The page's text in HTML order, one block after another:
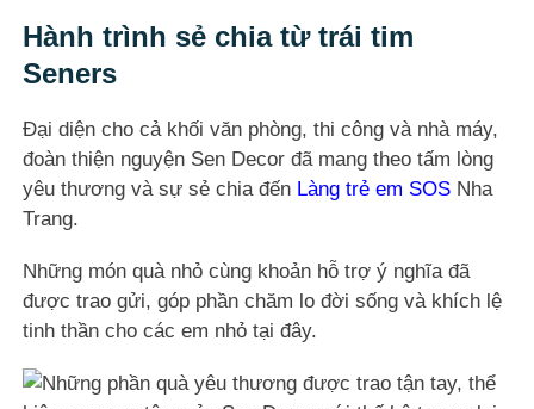
Hành trình sẻ chia từ trái tim
Seners
Đại diện cho cả khối văn phòng, thi công và nhà máy,
đoàn thiện nguyện Sen Decor đã mang theo tấm lòng
yêu thương và sự sẻ chia đến Làng trẻ em SOS Nha
Trang.
Những món quà nhỏ cùng khoản hỗ trợ ý nghĩa đã
được trao gửi, góp phần chăm lo đời sống và khích lệ
tinh thần cho các em nhỏ tại đây.